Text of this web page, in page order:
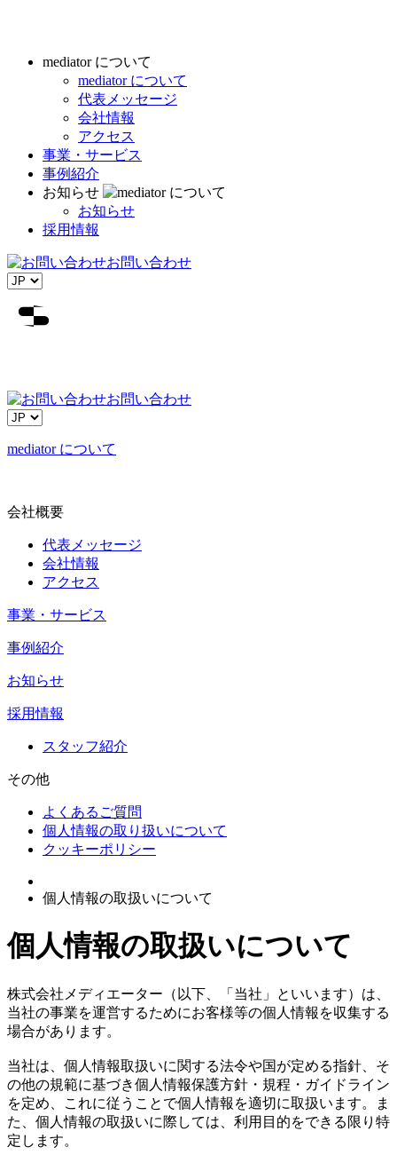
mediator について
mediator について
代表メッセージ
会社情報
アクセス
事業・サービス
事例紹介
お知らせ
お知らせ
採用情報
お問い合わせ
お問い合わせ
mediator について
会社概要
代表メッセージ
会社情報
アクセス
事業・サービス
事例紹介
お知らせ
採用情報
スタッフ紹介
その他
よくあるご質問
個人情報の取り扱いについて
クッキーポリシー
個人情報の取扱いについて
個人情報の取扱いについて
株式会社メディエーター（以下、「当社」といいます）は、
当社の事業を運営するためにお客様等の個人情報を収集する
場合があります。
当社は、個人情報取扱いに関する法令や国が定める指針、そ
の他の規範に基づき個人情報保護方針・規程・ガイドライン
を定め、これに従うことで個人情報を適切に取扱います。ま
た、個人情報の取扱いに際しては、利用目的をできる限り特
定します。